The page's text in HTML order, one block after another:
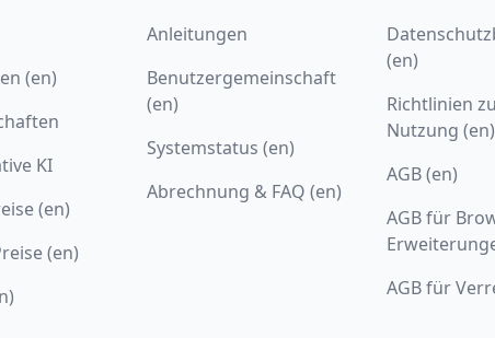
(en)
KI
(en)
(en)
Anleitungen
Benutzergemeinschaft
(en)
Systemstatus (en)
Abrechnung & FAQ (en)
(en)
Richtlinien
Nutzung (en)
AGB (en)
AGB für
AGB für